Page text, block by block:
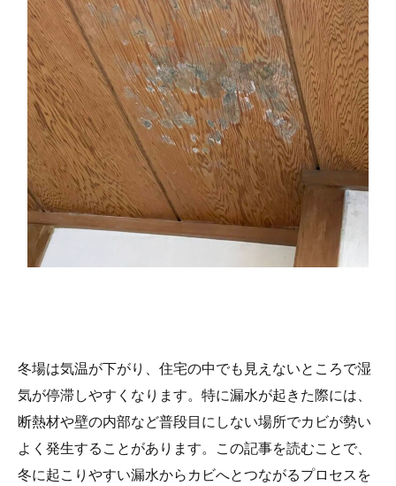
冬場は気温が下がり、住宅の中でも見えないところで湿
気が停滞しやすくなります。特に漏水が起きた際には、
断熱材や壁の内部など普段目にしない場所でカビが勢い
よく発生することがあります。この記事を読むことで、
冬に起こりやすい漏水からカビへとつながるプロセスを